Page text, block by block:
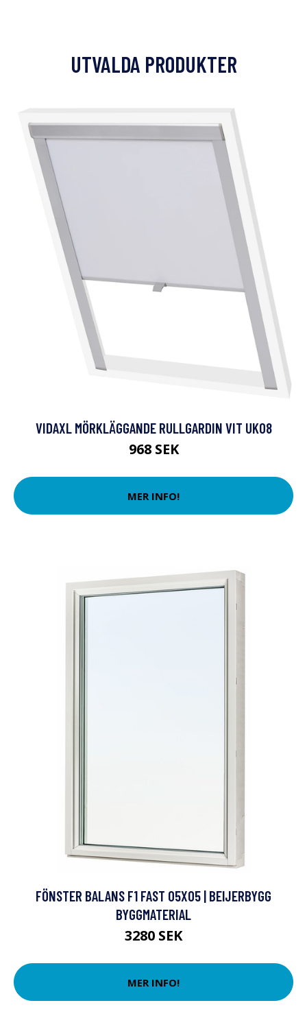
UTVALDA PRODUKTER
VIDAXL MÖRKLÄGGANDE RULLGARDIN VIT UK08
968 SEK
MER INFO!
FÖNSTER BALANS F1 FAST 05X05 | BEIJERBYGG
BYGGMATERIAL
3280 SEK
MER INFO!